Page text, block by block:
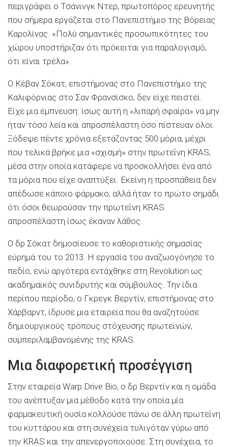
περιγράφει ο Τσάνινγκ Ντερ, πρωτοπόρος ερευνητής
που σήμερα εργάζεται στο Πανεπιστήμιο της Βόρειας
Καρολίνας. «Πολύ σημαντικές προσωπικότητες του
χώρου υποστήριζαν ότι πρόκειται για παραλογισμό,
ότι είναι τρέλα».
Ο Κέβαν Σόκατ, επιστήμονας στο Πανεπιστήμιο της
Καλιφόρνιας στο Σαν Φρανσίσκο, δεν είχε πειστεί.
Είχε μια έμπνευση: ίσως αυτή η «λιπαρή σφαίρα» να μην
ήταν τόσο λεία και απροσπέλαστη όσο πίστευαν όλοι.
Ξόδεψε πέντε χρόνια εξετάζοντας 500 μόρια, μέχρι
που τελικά βρήκε μια «σχισμή» στην πρωτεΐνη KRAS,
μέσα στην οποία κατάφερε να προσκολλήσει ένα από
τα μόρια που είχε αναπτύξει. Εκείνη η προσπάθεια δεν
απέδωσε κάποιο φάρμακο, αλλά ήταν το πρώτο σημάδι
ότι όσοι θεωρούσαν την πρωτεΐνη KRAS
απροσπέλαστη ίσως έκαναν λάθος.
Ο δρ Σόκατ δημοσίευσε το καθοριστικής σημασίας
εύρημά του το 2013. Η εργασία του αναζωογόνησε το
πεδίο, ενώ αργότερα εντάχθηκε στη Revolution ως
ακαδημαϊκός συνιδρυτής και σύμβουλος. Την ίδια
περίπου περίοδο, ο Γκρεγκ Βερντίν, επιστήμονας στο
Χάρβαρντ, ίδρυσε μια εταιρεία που θα αναζητούσε
δημιουργικούς τρόπους στόχευσης πρωτεϊνών,
συμπεριλαμβανομένης της KRAS.
Μια διαφορετική προσέγγιση
Στην εταιρεία Warp Drive Bio, ο δρ Βερντίν και η ομάδα
του ανέπτυξαν μια μέθοδο κατά την οποία μία
φαρμακευτική ουσία κολλούσε πάνω σε άλλη πρωτεΐνη
του κυττάρου και στη συνέχεια τυλιγόταν γύρω από
την KRAS και την απενεργοποιούσε. Στη συνέχεια, το